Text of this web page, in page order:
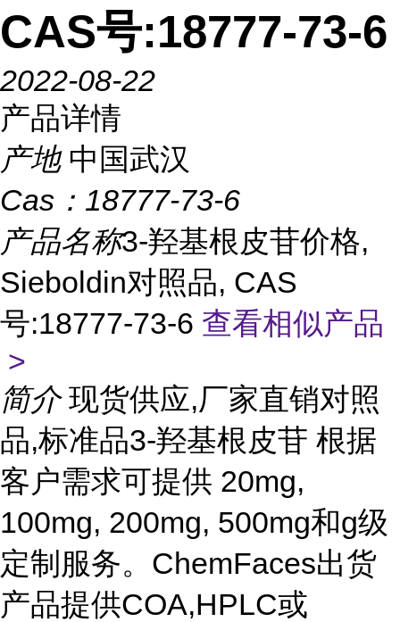
CAS号:18777-73-6
2022-08-22
产品详情
产地 中国武汉
Cas： 18777-73-6
产品名称3-羟基根皮苷价格,
Sieboldin对照品, CAS
号:18777-73-6 查看相似产品
>
简介 现货供应,厂家直销对照
品,标准品3-羟基根皮苷 根据
客户需求可提供 20mg,
100mg, 200mg, 500mg和g级
定制服务。ChemFaces出货
产品提供COA,HPLC或